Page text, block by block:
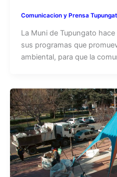
Comunicacion y Prensa
La Muni de Tupungato
sus programas que
ambiental, para que la